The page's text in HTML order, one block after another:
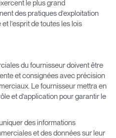
le plus grand
des pratiques d’exploitation
l’esprit de toutes les lois
du fournisseur doivent être
et consignées avec précision
Le fournisseur mettra en
et d’application pour garantir le
des informations
et des données sur leur